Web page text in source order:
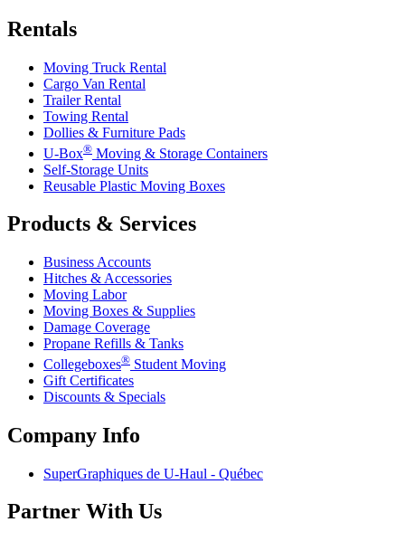
Rentals
Moving Truck Rental
Cargo Van Rental
Trailer Rental
Towing Rental
Dollies & Furniture Pads
U-Box® Moving & Storage Containers
Self-Storage Units
Reusable Plastic Moving Boxes
Products & Services
Business Accounts
Hitches & Accessories
Moving Labor
Moving Boxes & Supplies
Damage Coverage
Propane Refills & Tanks
Collegeboxes® Student Moving
Gift Certificates
Discounts & Specials
Company Info
SuperGraphiques de U-Haul - Québec
Partner With Us